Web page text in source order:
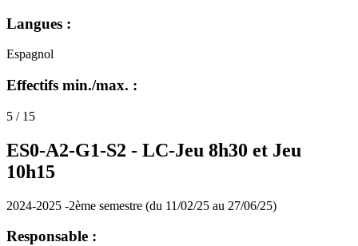
Langues :
Espagnol
Effectifs min./max. :
5 / 15
ES0-A2-G1-S2 - LC-Jeu 8h30 et Jeu
10h15
2024-2025 -2ème semestre (du 11/02/25 au 27/06/25)
Responsable :